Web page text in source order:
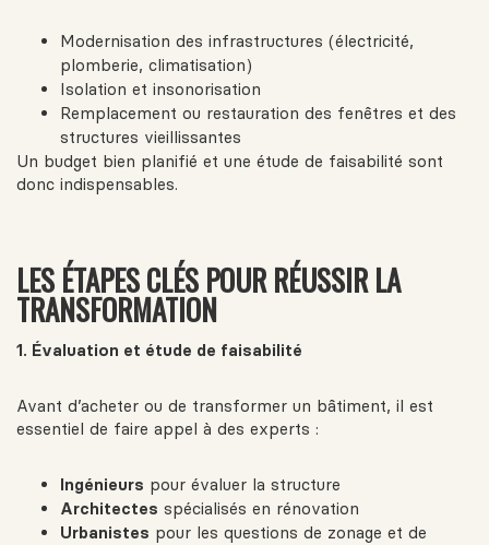
Modernisation des infrastructures (électricité,
plomberie, climatisation)
Isolation et insonorisation
Remplacement ou restauration des fenêtres et des
structures vieillissantes
Un budget bien planifié et une étude de faisabilité sont
donc indispensables.
LES ÉTAPES CLÉS POUR RÉUSSIR LA
TRANSFORMATION
1. Évaluation et étude de faisabilité
Avant d’acheter ou de transformer un bâtiment, il est
essentiel de faire appel à des experts :
Ingénieurs pour évaluer la structure
Architectes spécialisés en rénovation
Urbanistes pour les questions de zonage et de